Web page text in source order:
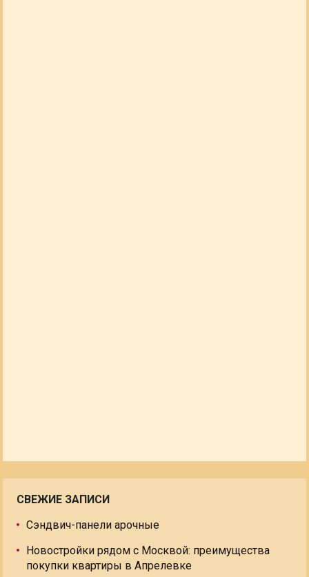
СВЕЖИЕ ЗАПИСИ
Сэндвич-панели арочные
Новостройки рядом с Москвой: преимущества
покупки квартиры в Апрелевке